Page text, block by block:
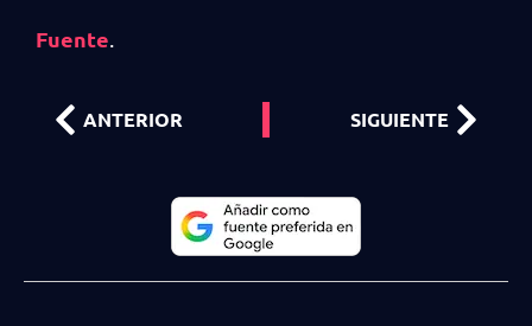
Fuente
ANTERIOR SIGUIENTE